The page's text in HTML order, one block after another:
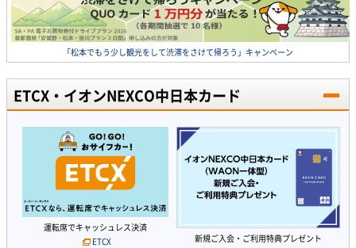
「松本でもう少し観光をして渋滞をさけて帰ろう」キャンペーン
ETCX・イオンNEXCO中日本カード
運転席でキャッシュレス決済
ETCX
新規ご入会・ご利用特典プレゼント